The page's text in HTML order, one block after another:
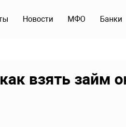
Новости МФО Банки
взять займ